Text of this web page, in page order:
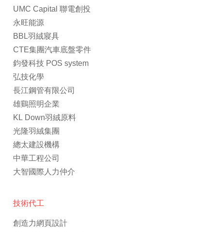
UMC Capital 聯電創投
永旺能源
BBL羽絨寢具
CTE集團汽車底盤零件
鈞發科技 POS system
弘技化學
長江鋼管有限公司
雄鷄照明企業
KL Down羽絨原料
光隆羽絨集團
總太建設機構
中華工程公司
大智國際人力仲介
技術代工
創造力網頁設計